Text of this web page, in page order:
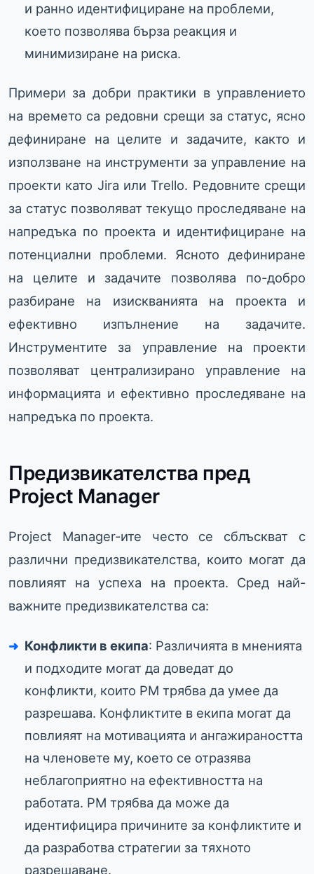
и ранно идентифициране на проблеми,
което позволява бърза реакция и
минимизиране на риска.
Примери за добри практики в управлението
на времето са редовни срещи за статус, ясно
дефиниране на целите и задачите, както и
използване на инструменти за управление на
проекти като Jira или Trello. Редовните срещи
за статус позволяват текущо проследяване на
напредъка по проекта и идентифициране на
потенциални проблеми. Ясното дефиниране
на целите и задачите позволява по-добро
разбиране на изискванията на проекта и
ефективно изпълнение на задачите.
Инструментите за управление на проекти
позволяват централизирано управление на
информацията и ефективно проследяване на
напредъка по проекта.
Предизвикателства пред
Project Manager
Project Manager-ите често се сблъскват с
различни предизвикателства, които могат да
повлияят на успеха на проекта. Сред най-
важните предизвикателства са:
Конфликти в екипа: Различията в мненията
и подходите могат да доведат до
конфликти, които PM трябва да умее да
разрешава. Конфликтите в екипа могат да
повлияят на мотивацията и ангажираността
на членовете му, което се отразява
неблагоприятно на ефективността на
работата. PM трябва да може да
идентифицира причините за конфликтите и
да разработва стратегии за тяхното
разрешаване.